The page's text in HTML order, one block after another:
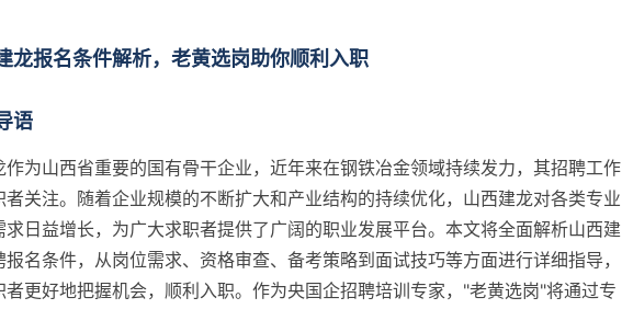
龙报名条件解析，老黄选岗助你顺利入职
语
作为山西省重要的国有骨干企业，近年来在钢铁冶金领域持续发力，其招聘工作
者关注。随着企业规模的不断扩大和产业结构的持续优化，山西建龙对各类专业
求日益增长，为广大求职者提供了广阔的职业发展平台。本文将全面解析山西建
报名条件，从岗位需求、资格审查、备考策略到面试技巧等方面进行详细指导，
者更好地把握机会，顺利入职。作为央国企招聘培训专家，"老黄选岗"将通过专